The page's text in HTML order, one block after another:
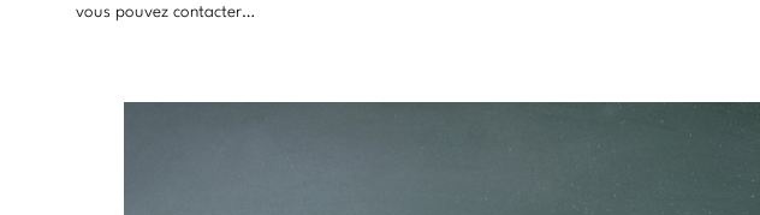
vous pouvez contacter…